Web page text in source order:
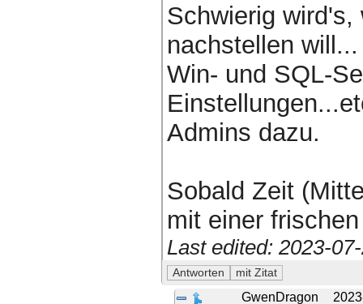
Schwierig
nachstellen
Win- und SQL-
Admins dazu.
Sobald Zeit
mit einer
Last edited: 2023-
GwenDragon